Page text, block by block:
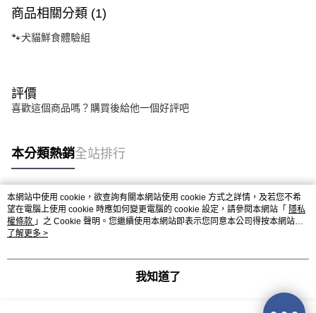
商品相關分類 (1)
🐾犬貓鮮食體驗組
評價
喜歡這個商品嗎？購買後給他一個好評吧
本分類熱銷全站排行
熱門標籤
本網站中使用 cookie，欲查詢有關本網站使用 cookie 方式之詳情，及若您不希
望在電腦上使用 cookie 時應如何變更電腦的 cookie 設定，請參閱本網站「 隱私
權條款 」之 Cookie 聲明。您繼續使用本網站即表示您同意本公司得按本網站使
用條款之 Cookie 聲明使用 cookie。
了解更多 >
我知道了